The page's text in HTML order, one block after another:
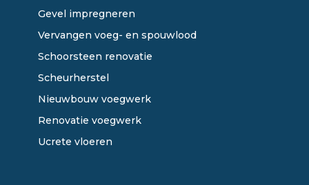
Gevel impregneren
Vervangen voeg- en spouwlood
Schoorsteen renovatie
Scheurherstel
Nieuwbouw voegwerk
Renovatie voegwerk
Ucrete vloeren